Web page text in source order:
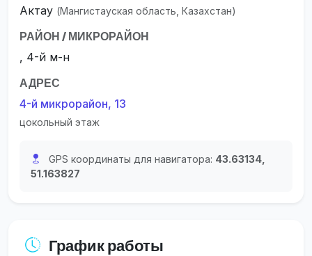
Актау (Мангистауская область, Казахстан)
РАЙОН / МИКРОРАЙОН
, 4-й м-н
АДРЕС
4-й микрорайон, 13
цокольный этаж
GPS координаты для навигатора: 43.63134,
51.163827
График работы